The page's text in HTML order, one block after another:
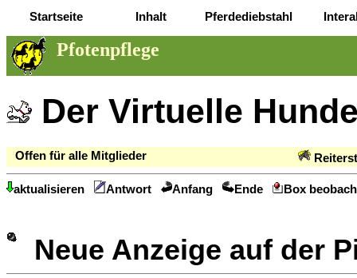
Startseite Inhalt Pferdediebstahl
Pfotenpflege
Der Virtuelle
Offen für alle Mitglieder
aktualisieren Antwort Anfang Ende Box
Neue Anzeige auf der